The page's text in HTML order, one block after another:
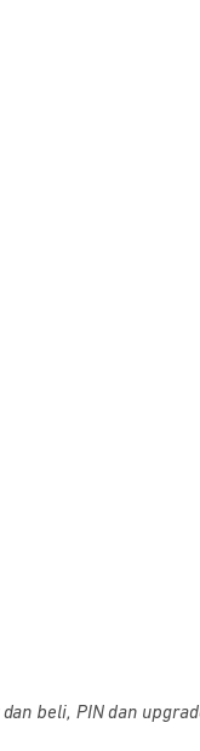
beli, PIN dan